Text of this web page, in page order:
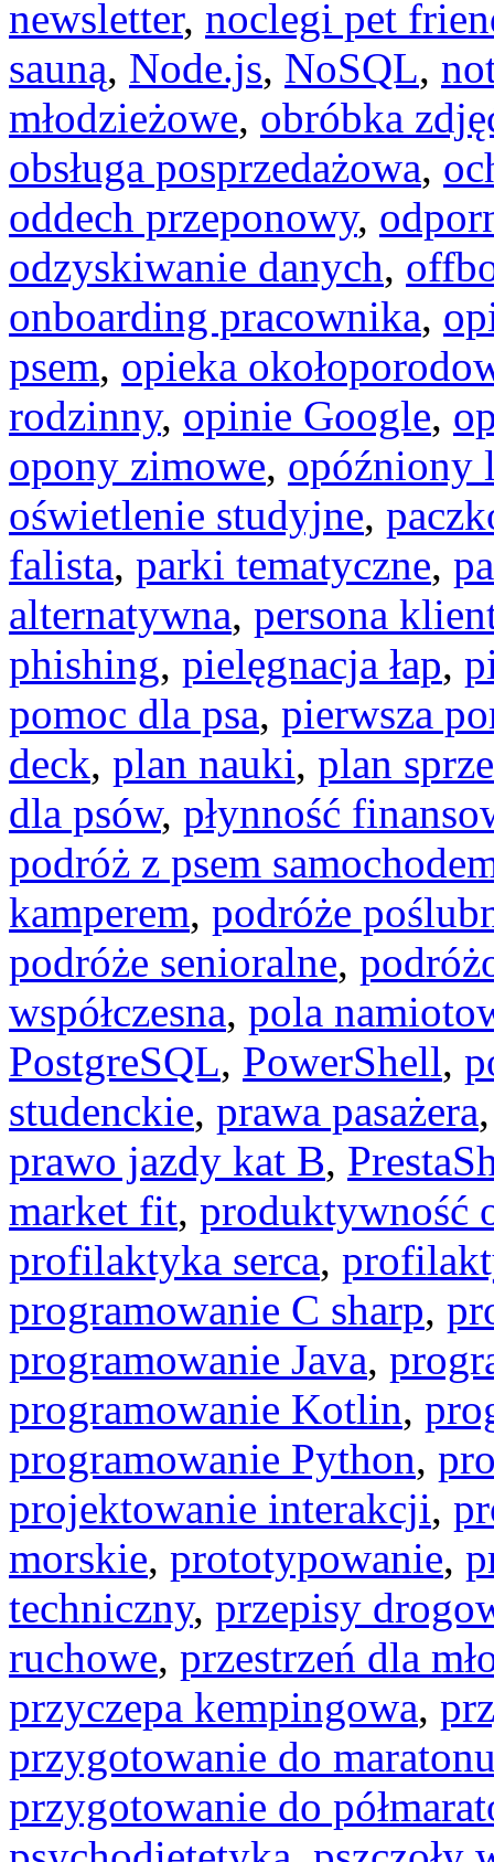
newsletter, noclegi pet
sauną, Node.js, NoSQL,
młodzieżowe, obróbka
obsługa posprzedażowa,
oddech przeponowy,
odzyskiwanie danych,
onboarding pracownika,
psem, opieka
rodzinny, opinie Google,
opony zimowe, opóźniony
oświetlenie studyjne,
falista, parki tematyczne,
alternatywna, persona
phishing, pielęgnacja łap,
pomoc dla psa, pierwsza
deck, plan nauki, plan
dla psów, płynność
podróż z psem
kamperem, podróże
podróże senioralne,
współczesna, pola
PostgreSQL, PowerShell,
studenckie, prawa pasażera
prawo jazdy kat B,
market fit, produktywność
profilaktyka serca,
programowanie C sharp,
programowanie Java,
programowanie Kotlin,
programowanie Python,
projektowanie interakcji,
morskie, prototypowanie,
techniczny, przepisy
ruchowe, przestrzeń dla
przyczepa kempingowa,
przygotowanie do
przygotowanie do